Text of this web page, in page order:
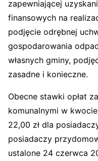
zapewniającej
finansowych na
podjęcie odrębnej
gospodarowania
własnych gminy,
zasadne i konieczne.
Obecne stawki opłat
komunalnymi w
22,00 zł dla
posiadaczy
ustalone 24 czerwca